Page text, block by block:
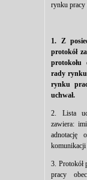
rynku
1. Z
protokół
protokołu
rady rynku
rynku
uchwał.
2. Lista
zawiera:
adnotację
komunikacji
3. Protokół
pracy